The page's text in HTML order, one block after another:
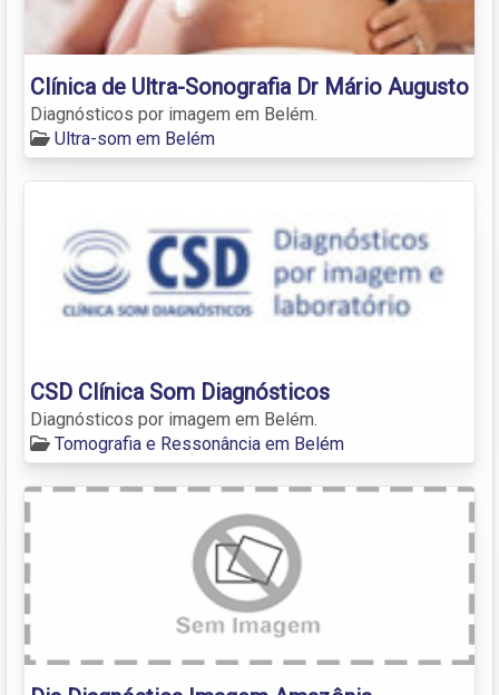
Clínica de Ultra-Sonografia Dr Mário Augusto
Diagnósticos por imagem em Belém.
Ultra-som em Belém
CSD Clínica Som Diagnósticos
Diagnósticos por imagem em Belém.
Tomografia e Ressonância em Belém